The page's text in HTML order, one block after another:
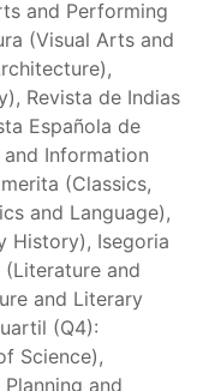
and Performing
(Visual Arts and
Revista de Indias
Española de
Information
(Classics,
and Language),
History), Isegoria
and
and Literary
(Q4):
Science),
and